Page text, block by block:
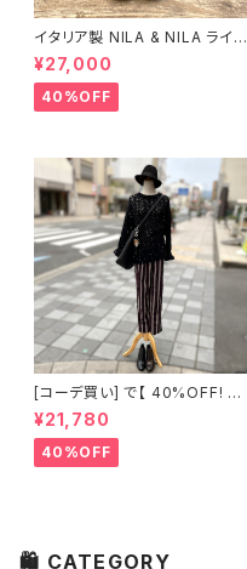
イタリア製 NILA & NILA ライン
ストーン ヒール ブーツ
¥27,000
40%OFF
[コーデ買い] で【 40%OFF! 】2
点 イタリア製 ブラック メッシュ
ニット + 古着 Abahouse Devi
nette ダークボルドー ストライ
プ パンツ
¥21,780
40%OFF
🛍 CATEGORY